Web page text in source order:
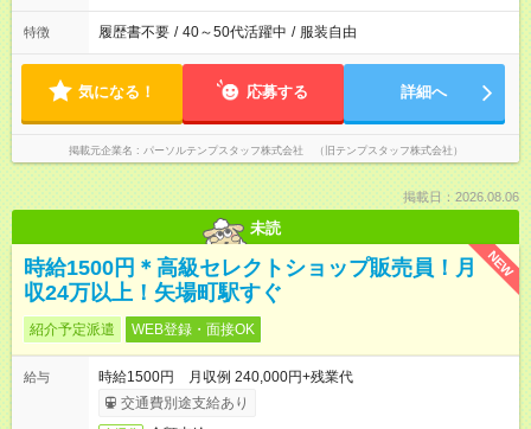
特徴 履歴書不要 / 40～50代活躍中 / 服装自由
気になる！ 応募する 詳細へ
掲載元企業名 パーソルテンプスタッフ株式会社 （旧テンプスタッフ株式会社）
掲載日：2026.08.06
未読
NEW
時給1500円＊高級セレクトショップ販売員！月
収24万以上！矢場町駅すぐ
紹介予定派遣 WEB登録・面接OK
給与
時給1500円 月収例 240,000円+残業代
交通費別途支給あり